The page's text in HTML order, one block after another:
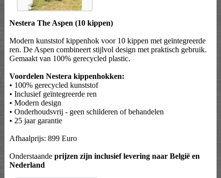
Nestera The Aspen (10 kippen)
Modern kunststof kippenhok voor 10 kippen met geïntegreerde
ren. De Aspen combineert stijlvol design met praktisch gebruik.
Gemaakt van 100% gerecycled plastic.
Voordelen Nestera kippenhokken:
• 100% gerecycled kunststof
• Inclusief geïntegreerde ren
• Modern design
• Onderhoudsvrij - geen schilderen of behandelen
• 25 jaar garantie
Afhaalprijs: 899 Euro
Onderstaande prijzen zijn inclusief levering naar België en
Nederland